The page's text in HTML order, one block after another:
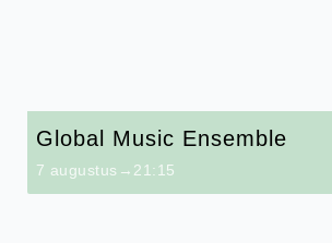
Global Music Ensemble
7 augustus→21:15